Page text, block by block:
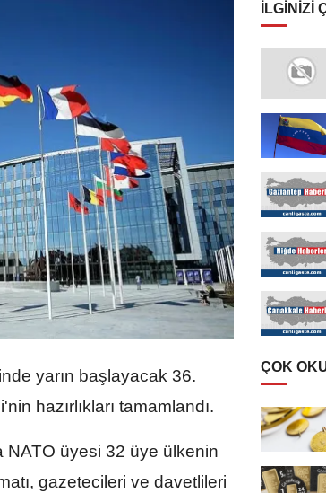
yarın başlayacak 36.
hazırlıkları tamamlandı.
NATO üyesi 32 üye ülkenin
gazetecileri ve davetlileri
İLGINIZI
ÇOK